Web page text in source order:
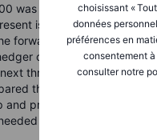
choisissant «
données
préférences en
consentement
consulter notre
was mid-1983, so this is
is near its lowest, ex
forward price isn’t far
can secure
three years, that is well
that to the prompt
and priced to get ever
just to maintain